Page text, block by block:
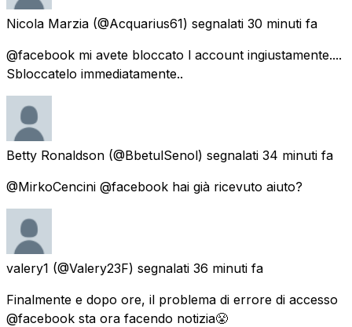
Nicola Marzia (@Acquarius61) segnalati 30 minuti fa
@facebook mi avete bloccato l account ingiustamente....
Sbloccatelo immediatamente..
Betty Ronaldson (@BbetulSenol) segnalati 34 minuti fa
@MirkoCencini @facebook hai già ricevuto aiuto?
valery1 (@Valery23F) segnalati 36 minuti fa
Finalmente e dopo ore, il problema di errore di accesso
@facebook sta ora facendo notizia😤